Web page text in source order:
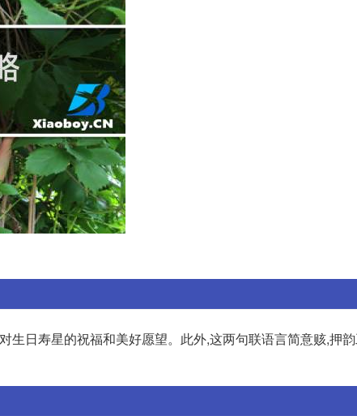
生日寿星的祝福和美好愿望。此外,这两句联语言简意赅,押